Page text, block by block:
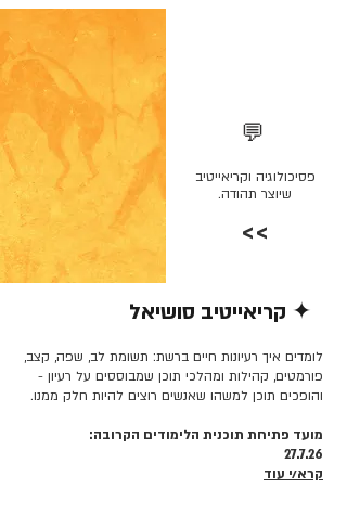
💬
פסיכולוגיה וקריאייטיב
שיוצר תהודה.
>>
✦ קריאייטיב סושיאל
לומדים איך רעיונות חיים ברשת: תשומת לב, שפה, קצב,
פורמטים, קהילות ומהלכי תוכן שמבוססים על רעיון -
והופכים תוכן למשהו שאנשים רוצים להיות חלק ממנו.
מועד פתיחת תוכנית הלימודים הקרובה:
27.7.26
קרא/י עוד